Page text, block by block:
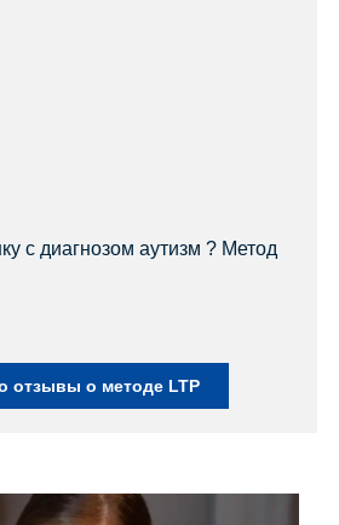
с диагнозом аутизм ? Метод
отзывы о методе LTP